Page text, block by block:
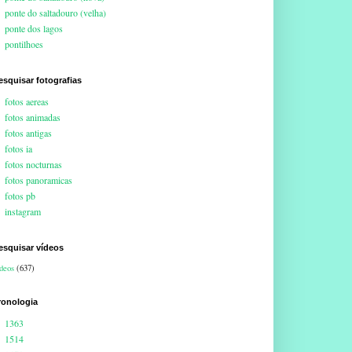
ponte do saltadouro (velha)
ponte dos lagos
pontilhoes
fotografias
fotos aereas
fotos animadas
fotos antigas
fotos ia
fotos nocturnas
fotos panoramicas
fotos pb
instagram
vídeos
(637)
1363
1514